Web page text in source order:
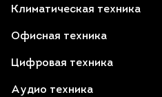
Климатическая техника
Офисная техника
Цифровая техника
Аудио техника